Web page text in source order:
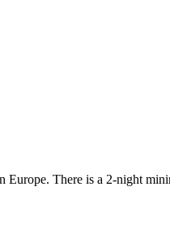
There is a 2-night